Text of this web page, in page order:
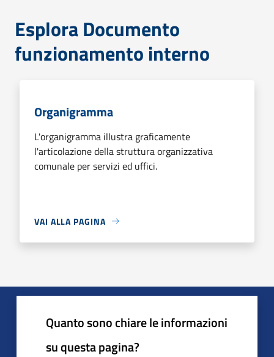
Esplora Documento
funzionamento interno
Organigramma
L'organigramma illustra graficamente
l'articolazione della struttura organizzativa
comunale per servizi ed uffici.
VAI ALLA PAGINA
Quanto sono chiare le informazioni
su questa pagina?